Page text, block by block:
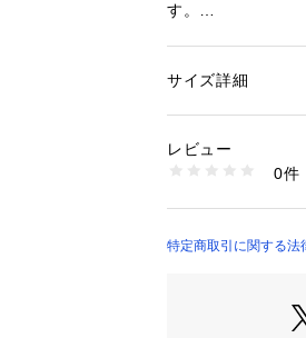
す。
ット
ショルダーベルト
く、疲れにくい仕
性別：レディース
商品番号：
3166200 （ショップ
サイズ詳細
レビュー
0件
特定商取引に関する法